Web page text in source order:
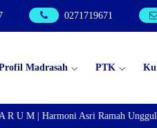
0271719671
Madrasah PTK
| Harmoni Asri Ramah Unggul